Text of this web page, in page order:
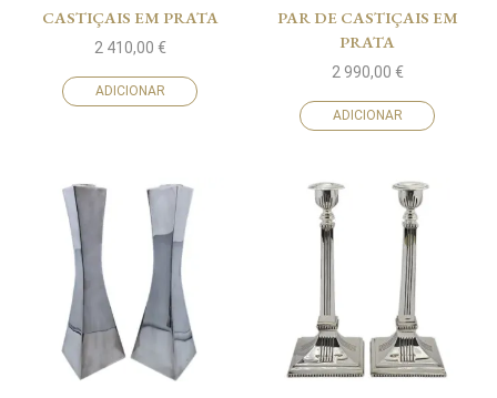
CASTIÇAIS EM PRATA
2 410,00 €
ADICIONAR
PAR DE CASTIÇAIS EM
PRATA
2 990,00 €
ADICIONAR